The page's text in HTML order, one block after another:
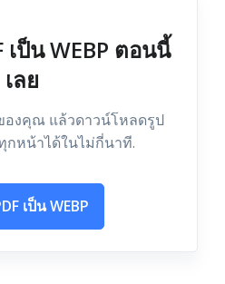
เป็น WEBP ตอนนี้
เลย
องคุณ แล้วดาวน์โหลดรูป
กหน้าได้ในไม่กี่นาที.
เป็น WEBP